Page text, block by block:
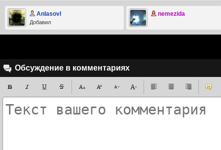
Anlasovl
Добавил
nemezida
Обсуждение в комментариях